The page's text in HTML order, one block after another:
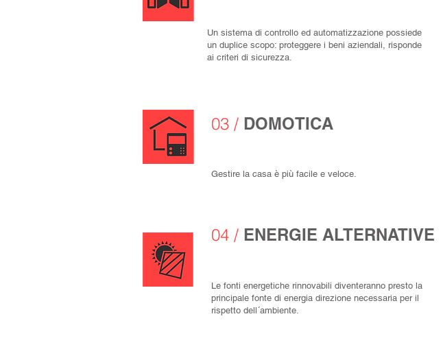
Un sistema di controllo ed automatizzazione possiede
un duplice scopo: proteggere i beni aziendali, risponde
ai criteri di sicurezza.
03 / DOMOTICA
Gestire la casa è più facile e veloce.
04 / ENERGIE ALTERNATIVE
Le fonti energetiche rinnovabili diventeranno presto la
principale fonte di energia direzione necessaria per il
rispetto dell´ambiente.